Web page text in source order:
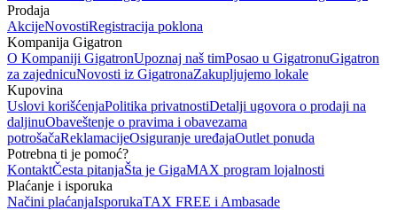
Prodaja
AkcijeNovostiRegistracija poklona
Kompanija Gigatron
O Kompaniji GigatronUpoznaj naš timPosao u GigatronuGigatron
za zajednicuNovosti iz GigatronaZakupljujemo lokale
Kupovina
Uslovi korišćenjaPolitika privatnostiDetalji ugovora o prodaji na
daljinuObaveštenje o pravima i obavezama
potrošačaReklamacijeOsiguranje uređajaOutlet ponuda
Potrebna ti je pomoć?
KontaktČesta pitanjaŠta je GigaMAX program lojalnosti
Plaćanje i isporuka
Načini plaćanjaIsporukaTAX FREE i Ambasade